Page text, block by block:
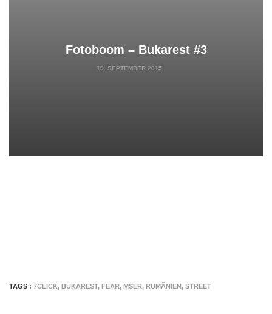
Fotoboom – Bukarest #3
19. SEPTEMBER 2015
TAGS : 7CLICK, BUKAREST, FEAR, MSER, RUMÄNIEN, STREET